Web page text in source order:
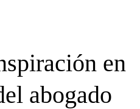
en
abogado